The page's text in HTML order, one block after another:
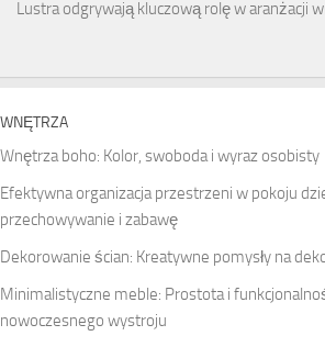
Lustra odgrywają kluczową rolę w aranżacji
WNĘTRZA
Wnętrza boho: Kolor, swoboda i wyraz osobisty
Efektywna organizacja przestrzeni w pokoju
przechowywanie i zabawę
Dekorowanie ścian: Kreatywne pomysły na
Minimalistyczne meble: Prostota i
nowoczesnego wystroju